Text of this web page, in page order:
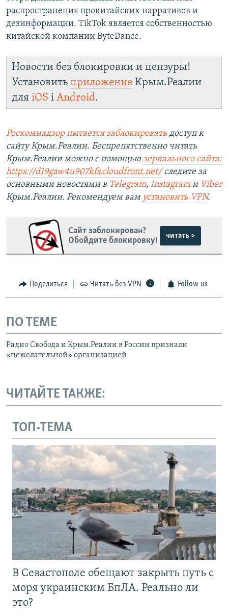
распространения прокитайских нарративов и
дезинформации. TikTok является собственностью
китайской компании ByteDance.
Новости без блокировки и цензуры!
Установить приложение Крым.Реалии
для iOS і Android.
Роскомнадзор пытается заблокировать доступ к
сайту Крым.Реалии. Беспрепятственно читать
Крым.Реалии можно с помощью зеркального сайта:
https://d19gaw4u907kfs.cloudfront.net/следите за
основными новостями в Telegram, Instagram и Viber
Крым.Реалии. Рекомендуем вам установить VPN.
Сайт заблокирован?
Обойдите блокировку!
читать >
Поделиться Читать без VPN Follow us
ПО ТЕМЕ
Радио Свобода и Крым.Реалии в России признали
«нежелательной» организацией
ЧИТАЙТЕ ТАКЖЕ:
ТОП-ТЕМА
В Севастополе обещают закрыть путь с
моря украинским БпЛА. Реально ли
это?